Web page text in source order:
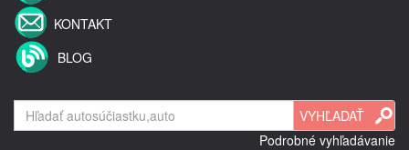
KONTAKT
BLOG
Podrobné vyhľadávanie